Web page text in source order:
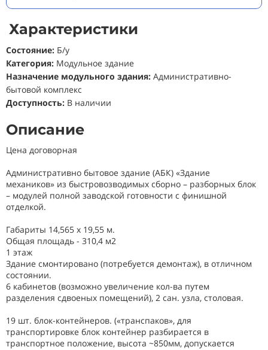
Характеристики
Состояние: Б/у
Категория: Модульное здание
Назначение модульного здания: Административно-
бытовой комплекс
Доступность: В наличии
Описание
Цена договорная
Административно бытовое здание (АБК) «Здание
механиков» из быстровозводимых сборно – разборных блок
– модулей полной заводской готовности с финишной
отделкой.
Габариты 14,565 х 19,55 м.
Общая площадь - 310,4 м2
1 этаж
Здание смонтировано (потребуется демонтаж), в отличном
состоянии.
6 кабинетов (возможно увеличение кол-ва путем
разделения сдвоеных помещений), 2 сан. узла, столовая.
19 шт. блок-контейнеров. («транспаков», для
транспортировке блок контейнер разбирается в
транспортное положение, высота ~850мм, допускается